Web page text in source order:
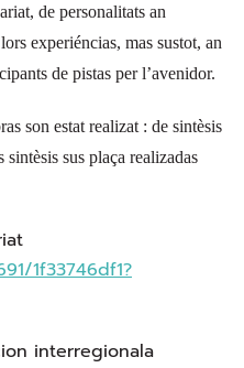
de personalitats an
experiéncias, mas sustot, an
de pistas per l’avenidor.
son estat realizat : de sintèsis
sus plaça realizadas
1f33746df1?
interregionala